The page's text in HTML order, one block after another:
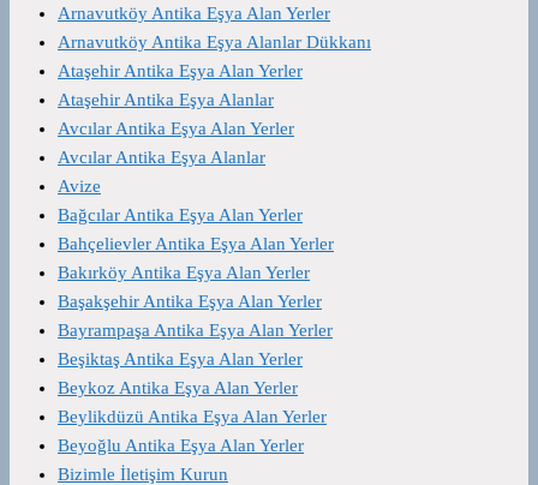
Arnavutköy Antika Eşya Alan Yerler
Arnavutköy Antika Eşya Alanlar Dükkanı
Ataşehir Antika Eşya Alan Yerler
Ataşehir Antika Eşya Alanlar
Avcılar Antika Eşya Alan Yerler
Avcılar Antika Eşya Alanlar
Avize
Bağcılar Antika Eşya Alan Yerler
Bahçelievler Antika Eşya Alan Yerler
Bakırköy Antika Eşya Alan Yerler
Başakşehir Antika Eşya Alan Yerler
Bayrampaşa Antika Eşya Alan Yerler
Beşiktaş Antika Eşya Alan Yerler
Beykoz Antika Eşya Alan Yerler
Beylikdüzü Antika Eşya Alan Yerler
Beyoğlu Antika Eşya Alan Yerler
Bizimle İletişim Kurun